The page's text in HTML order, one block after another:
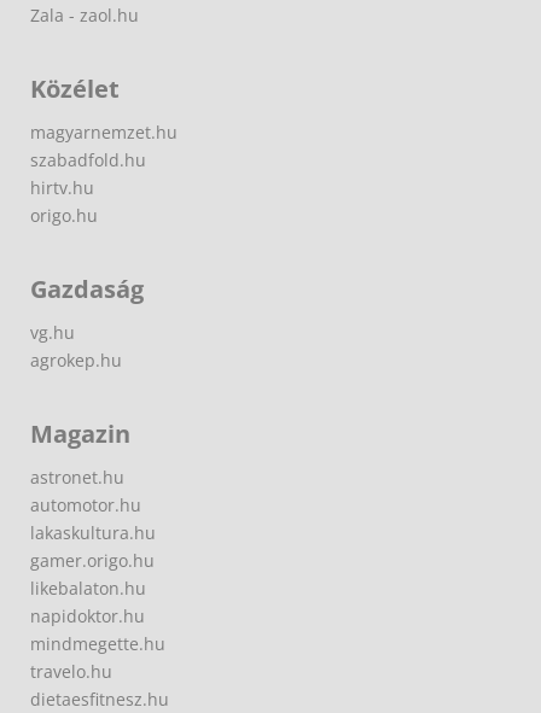
Zala - zaol.hu
Közélet
magyarnemzet.hu
szabadfold.hu
hirtv.hu
origo.hu
Gazdaság
vg.hu
agrokep.hu
Magazin
astronet.hu
automotor.hu
lakaskultura.hu
gamer.origo.hu
likebalaton.hu
napidoktor.hu
mindmegette.hu
travelo.hu
dietaesfitnesz.hu